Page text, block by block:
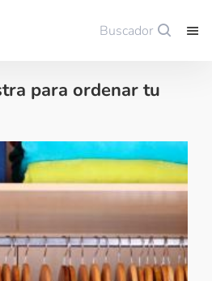
Buscador
para ordenar tu
01
Guardar